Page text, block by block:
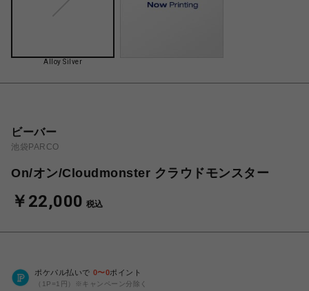
Alloy Silver
ビーバー
池袋PARCO
On/オン/Cloudmonster クラウドモンスター
￥22,000 税込
ポケパル払いで 0〜0ポイント
（1P=1円）※キャンペーン分除く